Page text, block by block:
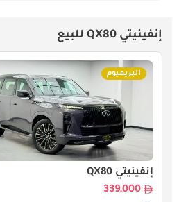
إنفينيتي QX80 للبيع
البريميوم
إنفينيتي QX80
339,000